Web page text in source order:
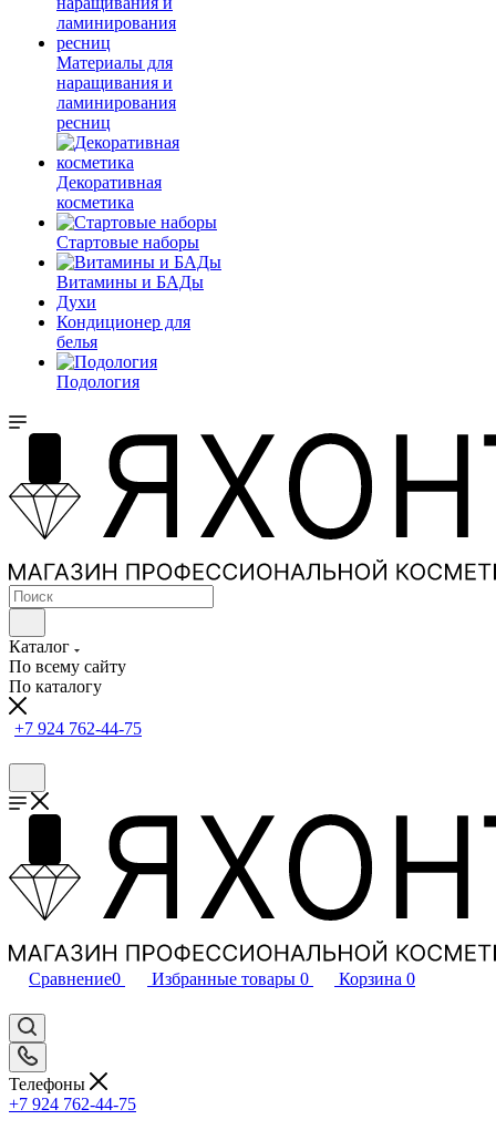
Материалы для
наращивания и
ламинирования
ресниц
Декоративная
косметика
Стартовые наборы
Витамины и БАДы
Духи
Кондиционер для
белья
Подология
Каталог
По всему сайту
По каталогу
+7 924 762-44-75
Сравнение0 Избранные товары 0 Корзина 0
Телефоны
+7 924 762-44-75